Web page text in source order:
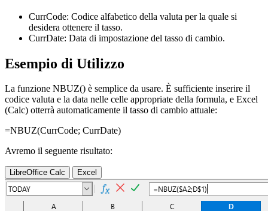
CurrCode: Codice alfabetico della valuta per la quale si
desidera ottenere il tasso.
CurrDate: Data di impostazione del tasso di cambio.
Esempio di Utilizzo
La funzione NBUZ() è semplice da usare. È sufficiente inserire il
codice valuta e la data nelle celle appropriate della formula, e Excel
(Calc) otterrà automaticamente il tasso di cambio attuale:
=NBUZ(CurrCode; CurrDate)
Avremo il seguente risultato:
LibreOffice Calc Excel